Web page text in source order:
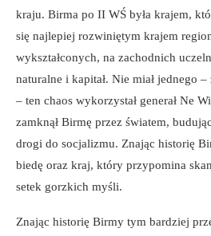
kraju. Birma po II WŚ była krajem,
się najlepiej rozwiniętym krajem
wykształconych, na zachodnich
naturalne i kapitał. Nie miał jednego
– ten chaos wykorzystał generał Ne
zamknął Birmę przez światem,
drogi do socjalizmu. Znając historię
biedę oraz kraj, który przypomina
setek gorzkich myśli.
Znając historię Birmy tym bardziej